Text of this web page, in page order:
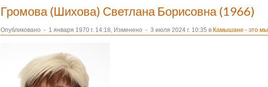
Громова (Шихова) Светлана Борисовна (1966)
Опубликовано - 1 января 1970 г. 14:18, Изменено - 3 июля 2024 г. 10:35 в Камышане - это мы